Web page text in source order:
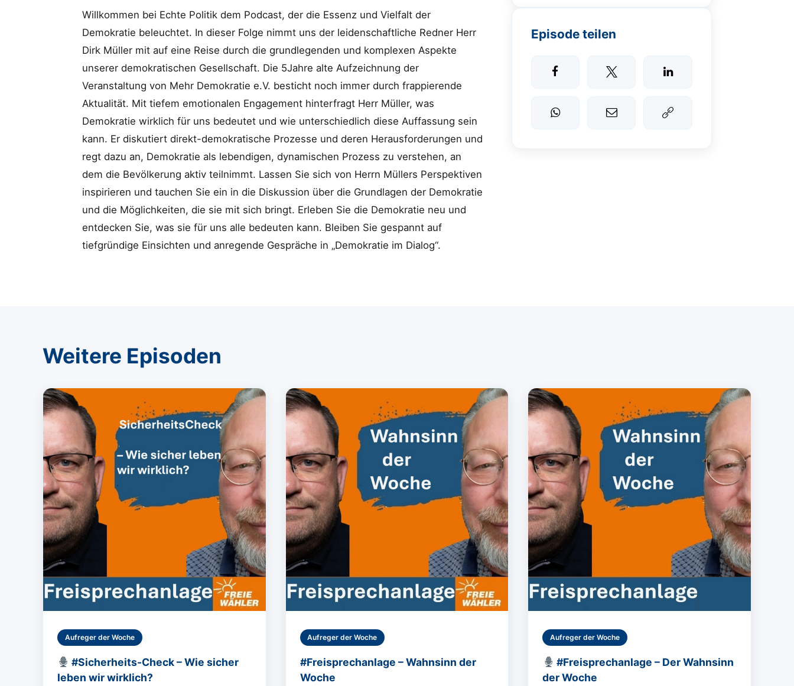
Willkommen bei Echte Politik dem Podcast, der die Essenz und Vielfalt der
Demokratie beleuchtet. In dieser Folge nimmt uns der leidenschaftliche Redner Herr
Dirk Müller mit auf eine Reise durch die grundlegenden und komplexen Aspekte
unserer demokratischen Gesellschaft. Die 5Jahre alte Aufzeichnung der
Veranstaltung von Mehr Demokratie e.V. besticht noch immer durch frappierende
Aktualität. Mit tiefem emotionalen Engagement hinterfragt Herr Müller, was
Demokratie wirklich für uns bedeutet und wie unterschiedlich diese Auffassung sein
kann. Er diskutiert direkt-demokratische Prozesse und deren Herausforderungen und
regt dazu an, Demokratie als lebendigen, dynamischen Prozess zu verstehen, an
dem die Bevölkerung aktiv teilnimmt. Lassen Sie sich von Herrn Müllers Perspektiven
inspirieren und tauchen Sie ein in die Diskussion über die Grundlagen der Demokratie
und die Möglichkeiten, die sie mit sich bringt. Erleben Sie die Demokratie neu und
entdecken Sie, was sie für uns alle bedeuten kann. Bleiben Sie gespannt auf
tiefgründige Einsichten und anregende Gespräche in „Demokratie im Dialog“.
Episode teilen
Weitere Episoden
Aufreger der Woche
#Sicherheits-Check – Wie sicher
leben wir wirklich?
Aufreger der Woche
#Freisprechanlage – Wahnsinn der
Woche
Aufreger der Woche
#Freisprechanlage – Der Wahnsinn
der Woche